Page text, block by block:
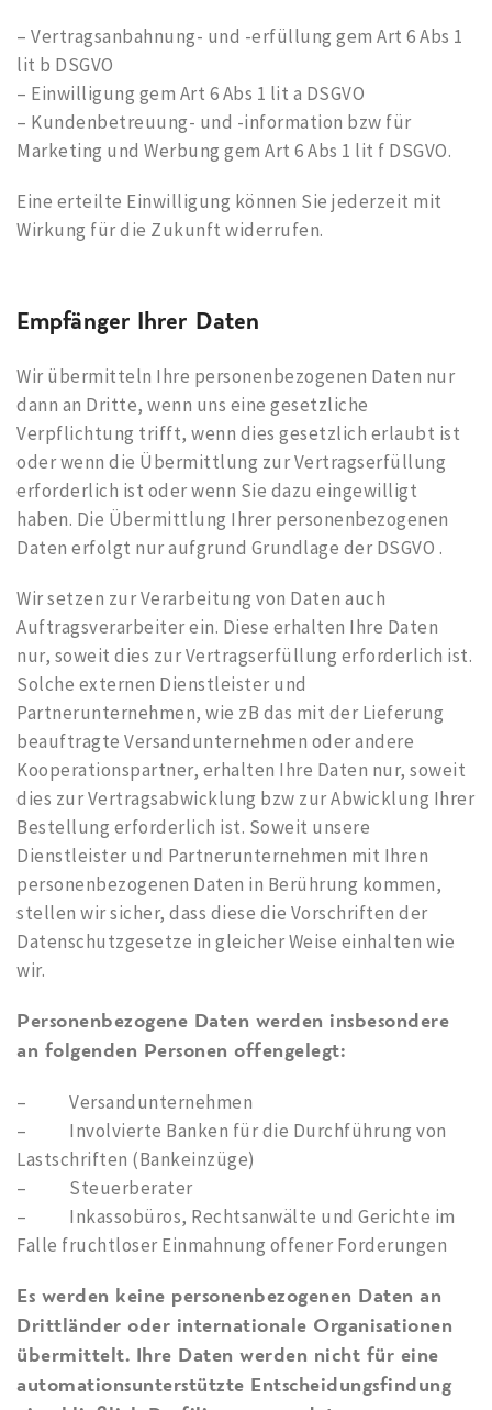
– Vertragsanbahnung- und -erfüllung gem Art 6 Abs 1
lit b DSGVO
– Einwilligung gem Art 6 Abs 1 lit a DSGVO
– Kundenbetreuung- und -information bzw für
Marketing und Werbung gem Art 6 Abs 1 lit f DSGVO.
Eine erteilte Einwilligung können Sie jederzeit mit
Wirkung für die Zukunft widerrufen.
Empfänger Ihrer Daten
Wir übermitteln Ihre personenbezogenen Daten nur
dann an Dritte, wenn uns eine gesetzliche
Verpflichtung trifft, wenn dies gesetzlich erlaubt ist
oder wenn die Übermittlung zur Vertragserfüllung
erforderlich ist oder wenn Sie dazu eingewilligt
haben. Die Übermittlung Ihrer personenbezogenen
Daten erfolgt nur aufgrund Grundlage der DSGVO .
Wir setzen zur Verarbeitung von Daten auch
Auftragsverarbeiter ein. Diese erhalten Ihre Daten
nur, soweit dies zur Vertragserfüllung erforderlich ist.
Solche externen Dienstleister und
Partnerunternehmen, wie zB das mit der Lieferung
beauftragte Versandunternehmen oder andere
Kooperationspartner, erhalten Ihre Daten nur, soweit
dies zur Vertragsabwicklung bzw zur Abwicklung Ihrer
Bestellung erforderlich ist. Soweit unsere
Dienstleister und Partnerunternehmen mit Ihren
personenbezogenen Daten in Berührung kommen,
stellen wir sicher, dass diese die Vorschriften der
Datenschutzgesetze in gleicher Weise einhalten wie
wir.
Personenbezogene Daten werden insbesondere
an folgenden Personen offengelegt:
– Versandunternehmen
– Involvierte Banken für die Durchführung von
Lastschriften (Bankeinzüge)
– Steuerberater
– Inkassobüros, Rechtsanwälte und Gerichte im
Falle fruchtloser Einmahnung offener Forderungen
Es werden keine personenbezogenen Daten an
Drittländer oder internationale Organisationen
übermittelt. Ihre Daten werden nicht für eine
automationsunterstützte Entscheidungsfindung